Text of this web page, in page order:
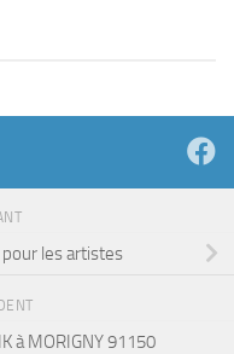
pour les artistes
à MORIGNY 91150